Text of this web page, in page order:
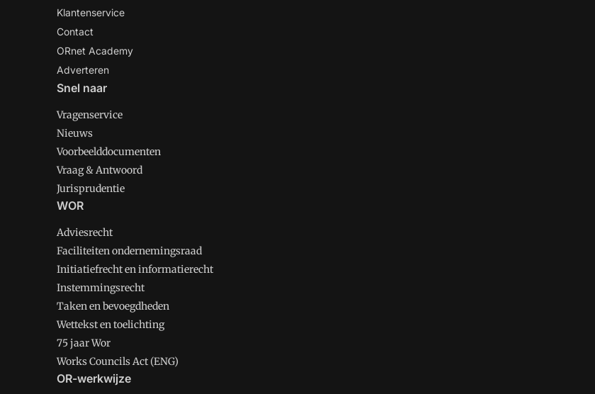
Klantenservice
Contact
ORnet Academy
Adverteren
Snel naar
Vragenservice
Nieuws
Voorbeelddocumenten
Vraag & Antwoord
Jurisprudentie
WOR
Adviesrecht
Faciliteiten ondernemingsraad
Initiatiefrecht en informatierecht
Instemmingsrecht
Taken en bevoegdheden
Wettekst en toelichting
75 jaar Wor
Works Councils Act (ENG)
OR-werkwijze